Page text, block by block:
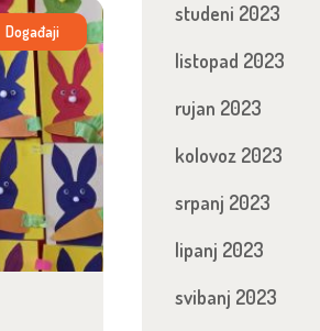
Događaji
studeni 2023
listopad 2023
rujan 2023
kolovoz 2023
srpanj 2023
lipanj 2023
svibanj 2023